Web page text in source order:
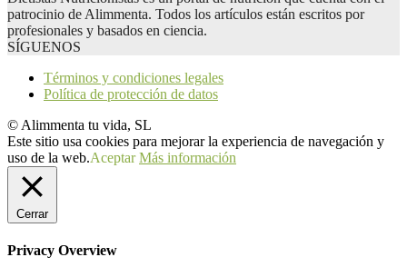
patrocinio de Alimmenta. Todos los artículos están escritos por
profesionales y basados en ciencia.
SÍGUENOS
Términos y condiciones legales
Política de protección de datos
© Alimmenta tu vida, SL
Este sitio usa cookies para mejorar la experiencia de navegación y
uso de la web.Aceptar Más información
Cerrar
Privacy Overview